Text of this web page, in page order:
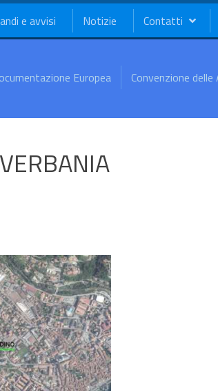
e avvisi Notizie Contatti
Europea Convenzione delle